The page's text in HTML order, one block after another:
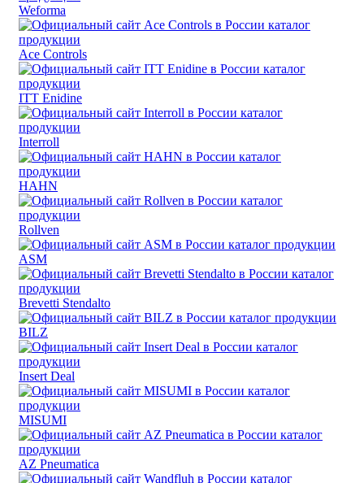
Weforma
Ace Controls
ITT Enidine
Interroll
HAHN
Rollven
ASM
Brevetti Stendalto
BILZ
Insert Deal
MISUMI
AZ Pneumatica